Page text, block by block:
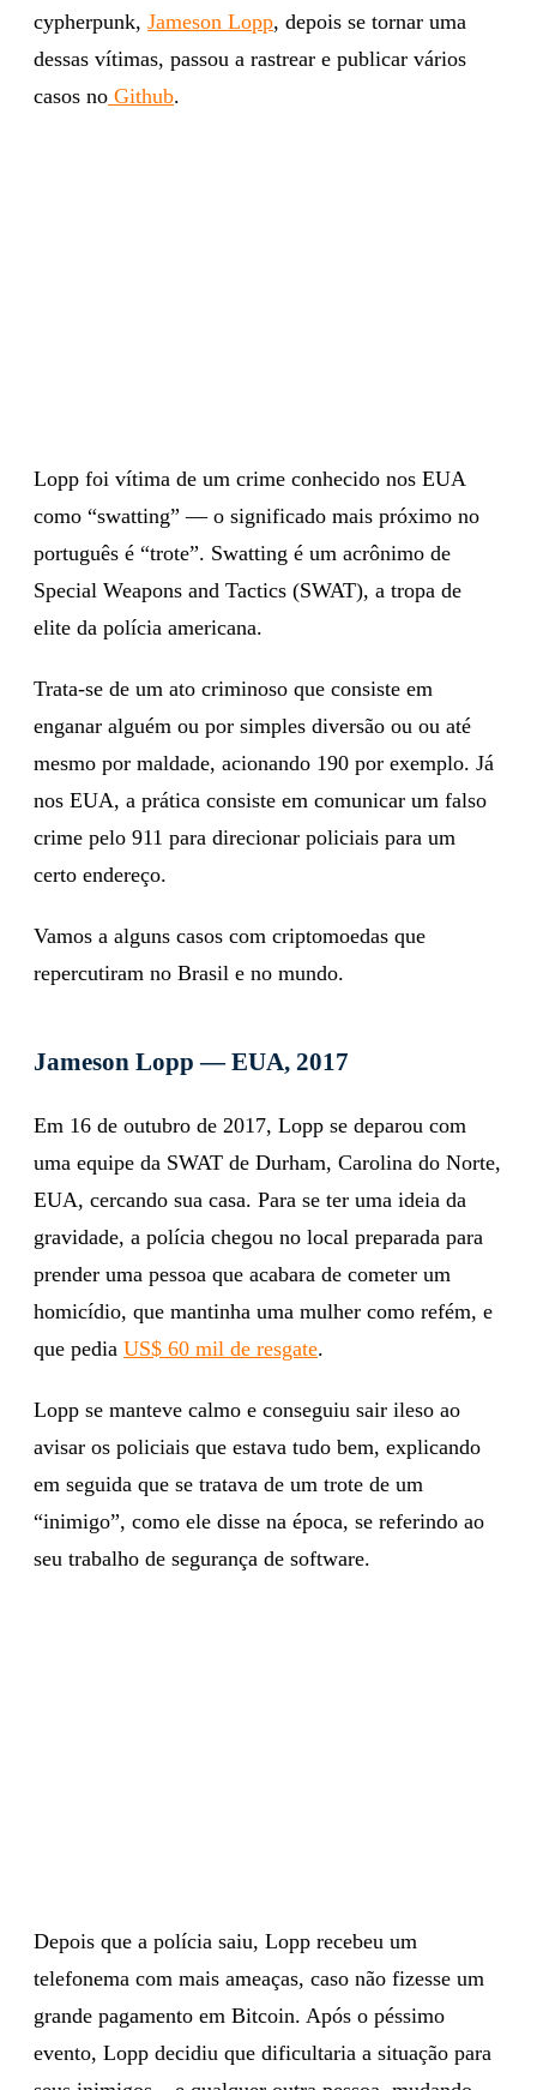
cypherpunk, Jameson Lopp, depois se tornar uma
dessas vítimas, passou a rastrear e publicar vários
casos no Github.
Lopp foi vítima de um crime conhecido nos EUA
como “swatting” — o significado mais próximo no
português é “trote”. Swatting é um acrônimo de
Special Weapons and Tactics (SWAT), a tropa de
elite da polícia americana.
Trata-se de um ato criminoso que consiste em
enganar alguém ou por simples diversão ou ou até
mesmo por maldade, acionando 190 por exemplo. Já
nos EUA, a prática consiste em comunicar um falso
crime pelo 911 para direcionar policiais para um
certo endereço.
Vamos a alguns casos com criptomoedas que
repercutiram no Brasil e no mundo.
Jameson Lopp — EUA, 2017
Em 16 de outubro de 2017, Lopp se deparou com
uma equipe da SWAT de Durham, Carolina do Norte,
EUA, cercando sua casa. Para se ter uma ideia da
gravidade, a polícia chegou no local preparada para
prender uma pessoa que acabara de cometer um
homicídio, que mantinha uma mulher como refém, e
que pedia US$ 60 mil de resgate.
Lopp se manteve calmo e conseguiu sair ileso ao
avisar os policiais que estava tudo bem, explicando
em seguida que se tratava de um trote de um
“inimigo”, como ele disse na época, se referindo ao
seu trabalho de segurança de software.
Depois que a polícia saiu, Lopp recebeu um
telefonema com mais ameaças, caso não fizesse um
grande pagamento em Bitcoin. Após o péssimo
evento, Lopp decidiu que dificultaria a situação para